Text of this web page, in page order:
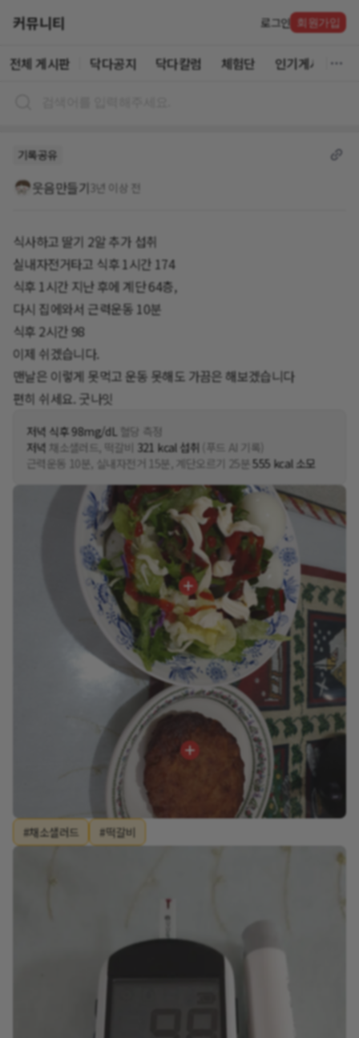
커뮤니티 로그인 회원가입
전체 게시판 닥다공지 닥다칼럼 체험단 인기게시글
기록공유
웃음만들기 3년 이상 전
식사하고 딸기 2알 추가 섭취
실내자전거타고 식후 1시간 174
식후 1시간 지난 후에 계단 64층,
다시 집에와서 근력운동 10분
식후 2시간 98
이제 쉬겠습니다.
맨날은 이렇게 못먹고 운동 못해도 가끔은 해보겠습니다
편히 쉬세요. 굿나잇
저녁 식후 98mg/dL 혈당 측정
저녁 채소샐러드, 떡갈비 321 kcal 섭취 (푸드 AI 기록)
근력운동 10분, 실내자전거 15분, 계단오르기 25분555 kcal 소모
#채소샐러드 #떡갈비